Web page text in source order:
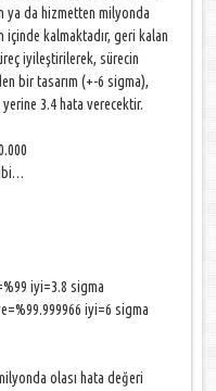
ya da hizmetten milyonda
içinde kalmaktadır, geri kalan
iyileştirilerek, sürecin
bir tasarım (+-6 sigma),
3.4 hata verecektir.
iyi=3.8 sigma
iyi=6 sigma
olası hata değeri